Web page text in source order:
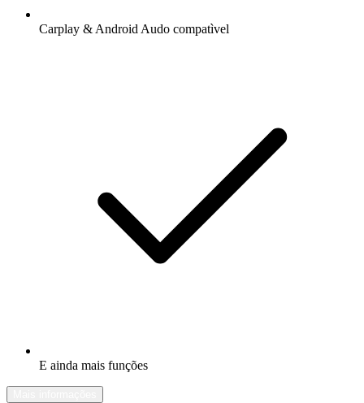
Carplay & Android Audo compatìvel
E ainda mais funções